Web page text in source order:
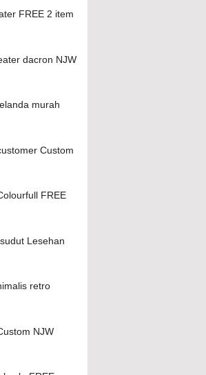
FREE 2 item
dacron NJW
murah
Custom
FREE
Lesehan
retro
NJW